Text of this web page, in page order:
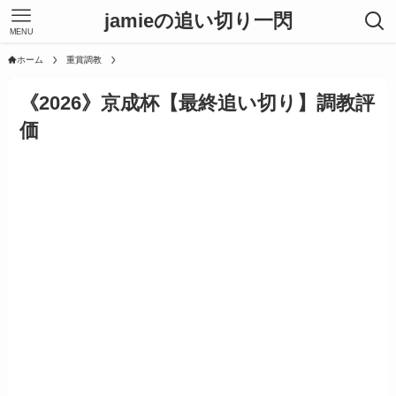
jamieの追い切り一閃
MENU
ホーム 重賞調教
《2026》京成杯【最終追い切り】調教評
価